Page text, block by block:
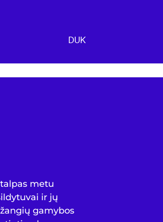
DUK
metu
ir jų
gamybos